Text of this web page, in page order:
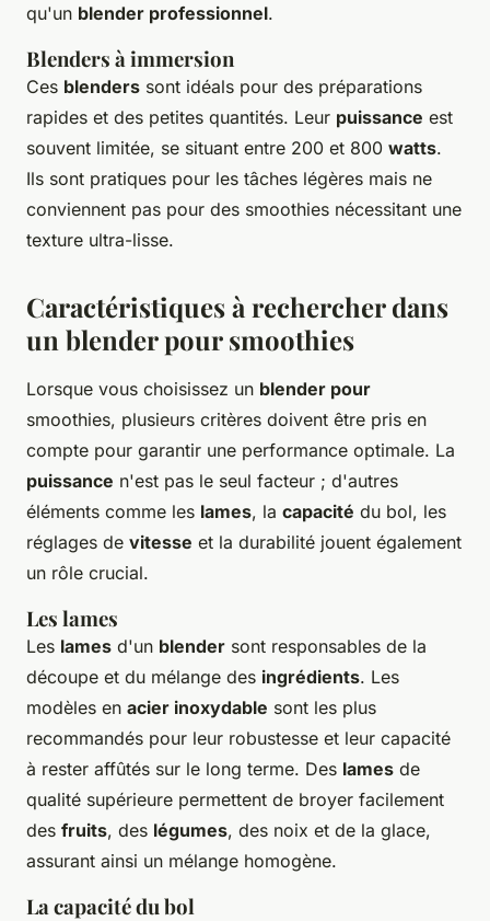
qu'un blender professionnel.
Blenders à immersion
Ces blenders sont idéals pour des préparations
rapides et des petites quantités. Leur puissance est
souvent limitée, se situant entre 200 et 800 watts.
Ils sont pratiques pour les tâches légères mais ne
conviennent pas pour des smoothies nécessitant une
texture ultra-lisse.
Caractéristiques à rechercher dans
un blender pour smoothies
Lorsque vous choisissez un blender pour
smoothies, plusieurs critères doivent être pris en
compte pour garantir une performance optimale. La
puissance n'est pas le seul facteur ; d'autres
éléments comme les lames, la capacité du bol, les
réglages de vitesse et la durabilité jouent également
un rôle crucial.
Les lames
Les lames d'un blender sont responsables de la
découpe et du mélange des ingrédients. Les
modèles en acier inoxydable sont les plus
recommandés pour leur robustesse et leur capacité
à rester affûtés sur le long terme. Des lames de
qualité supérieure permettent de broyer facilement
des fruits, des légumes, des noix et de la glace,
assurant ainsi un mélange homogène.
La capacité du bol